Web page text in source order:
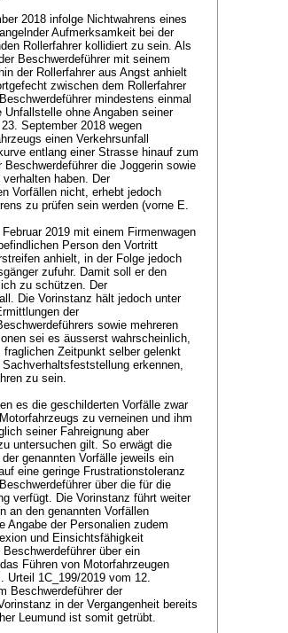
2018 infolge Nichtwahrens eines
Aufmerksamkeit bei der
Rollerfahrer kollidiert zu sein. Als
Beschwerdeführer mit seinem
der Rollerfahrer aus Angst anhielt
zwischen dem Rollerfahrer
mindestens einmal
ohne Angaben seiner
September 2018 wegen
einen Verkehrsunfall
entlang einer Strasse hinauf zum
die Joggerin sowie
haben. Der
Vorfällen nicht, erhebt jedoch
zu prüfen sein werden (vorne E.
2019 mit einem Firmenwagen
Person den Vortritt
anhielt, in der Folge jedoch
zufuhr. Damit soll er den
zu schützen. Der
Die Vorinstanz hält jedoch unter
der
sowie mehreren
sei es äusserst wahrscheinlich,
Zeitpunkt selber gelenkt
erkennen,
zu sein.
es die geschilderten Vorfälle zwar
zu verneinen und ihm
seiner Fahreignung aber
untersuchen gilt. So erwägt die
genannten Vorfälle jeweils ein
eine geringe Frustrationstoleranz
über die für die
verfügt. Die Vorinstanz führt weiter
an den genannten Vorfällen
Angabe der Personalien zudem
und Einsichtsfähigkeit
über ein
Führen von Motorfahrzeugen
Urteil 1C_199/2019 vom 12.
Beschwerdeführer der
in der Vergangenheit bereits
Leumund ist somit getrübt.